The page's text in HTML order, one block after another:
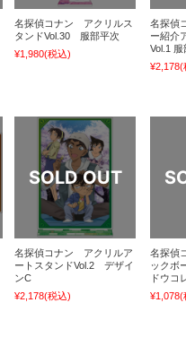
名探偵コナン アクリルス
タンドVol.30 服部平次
¥1,980(税込)
名探偵
ー紹介
Vol.1 服
¥2,178(
名探偵コナン アクリルア
ートスタンドVol.2 デザイ
ンC
¥2,178(税込)
名探偵
ックボ
ドウコ
¥1,078(